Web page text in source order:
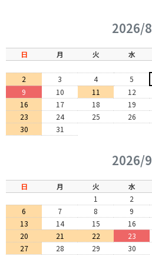
2026/8
日 月 火 水
2
3 4 5
9
10 11 12
16
17 18 19
23
24 25 26
30
31
2026/9
日 月 火 水
1
2
6
7 8 9
13
14 15 16
20
21 22 23
27
28 29 30